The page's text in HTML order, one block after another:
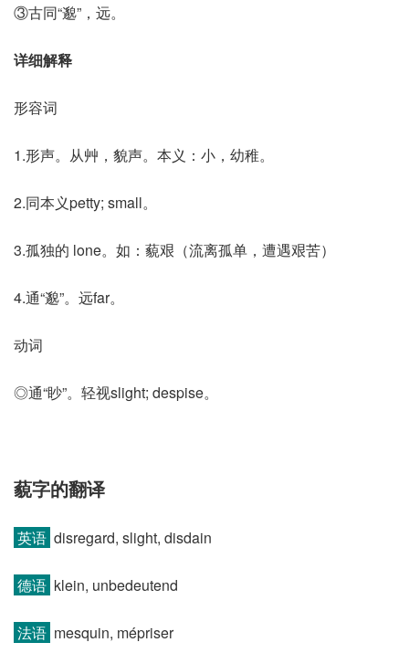
③古同“邈”，远。
详细解释
形容词
1.形声。从艸，貌声。本义：小，幼稚。
2.同本义petty; small。
3.孤独的 lone。如：藐艰（流离孤单，遭遇艰苦）
4.通“邈”。远far。
动词
◎通“眇”。轻视slight; despise。
藐字的翻译
英语 disregard, slight, disdain
德语 klein, unbedeutend
法语 mesquin, mépriser